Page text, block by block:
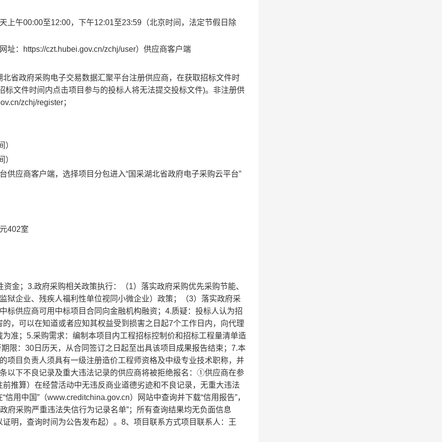
上午00:00至12:00，下午12:01至23:59 （北京时间，法定节假日除
址：https://czt.hubei.gov.cn/zchj/user）供应商客户端
省政府采购电子交易数据汇聚平台注册供应商，在获取招标文件时
文件时间内点击项目参与的投标人将无法提交投标文件)。非注册供
zchj/register；
）
）
供应商客户端，选择项目分包进入“国采湖北省政府电子采购云平台”
402室
金；3.政府采购相关政策执行：（1）落实政府采购优先采购节能、
狱企业、残疾人福利性单位视同小微企业）政策；（3）落实政府采
标供应商可用中标项目合同向金融机构融资；4.质疑：投标人认为招
，可以在知道或者应知其权益受到损害之日起7个工作日内，向代理
准；5.采购需求：编制本项目内工程招标控制价和招标工程量清单造
限：30日历天，从合同签订之日起至出具该项目成果报告结束；7.本
项目负责人须具有一级注册造价工程师资格及中级专业技术职称，并
以下不良记录及重大违法记录的供应商将被拒绝报名：①供应商在参
推算）在经营活动中无违反商业道德劣迹和不良记录，无重大违法
用中国”（www.creditchina.gov.cn）网站中查询并下载“信用报告”，
府采购严重违法失信行为记录名单”；所有查询结果均无负面信息
明，查询时间为公告发布起）。8、项目联系方式项目联系人：王